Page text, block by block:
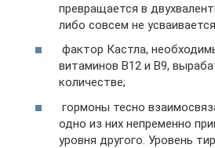
превращается в
либо совсем не
фактор Кастла,
витаминов В12 и В9,
количестве;
гормоны тесно
одно из них непременно
уровня другого. Уровень